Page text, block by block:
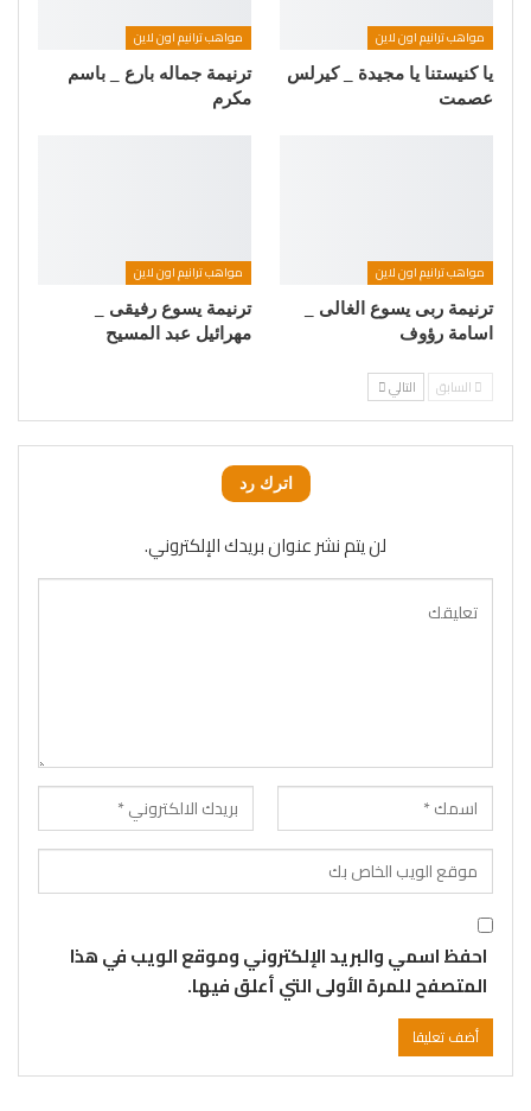
مواهب ترانيم اون لاين
يا كنيستنا يا مجيدة _ كيرلس
عصمت
مواهب ترانيم اون لاين
ترنيمة جماله بارع _ باسم
مكرم
مواهب ترانيم اون لاين
ترنيمة ربى يسوع الغالى _
اسامة رؤوف
مواهب ترانيم اون لاين
ترنيمة يسوع رفيقى _
مهرائيل عبد المسيح
السابق التالي
اترك رد
لن يتم نشر عنوان بريدك الإلكتروني.
احفظ اسمي والبريد الإلكتروني وموقع الويب في هذا
المتصفح للمرة الأولى التي أعلق فيها.